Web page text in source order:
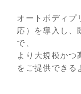
オートボディ
応）を導入し、
で、
より大規模か
をご提供できる